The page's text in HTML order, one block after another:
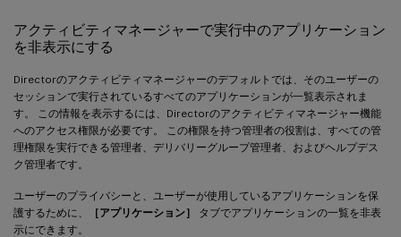
アクティビティマネージャーで実行中のアプリケーション
を非表示にする
Directorのアクティビティマネージャーのデフォルトでは、そのユーザーの
セッションで実行されているすべてのアプリケーションが一覧表示されま
す。 この情報を表示するには、Directorのアクティビティマネージャー機能
へのアクセス権限が必要です。 この権限を持つ管理者の役割は、すべての管
理権限を実行できる管理者、デリバリーグループ管理者、およびヘルプデス
ク管理者です。
ユーザーのプライバシーと、ユーザーが使用しているアプリケーションを保
護するために、
［アプリケーション］
タブでアプリケーションの一覧を非表
示にできます。